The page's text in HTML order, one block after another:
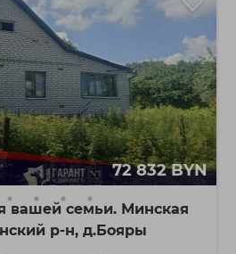
72 832 BYN
вашей семьи. Минская
р-н, д.Бояры